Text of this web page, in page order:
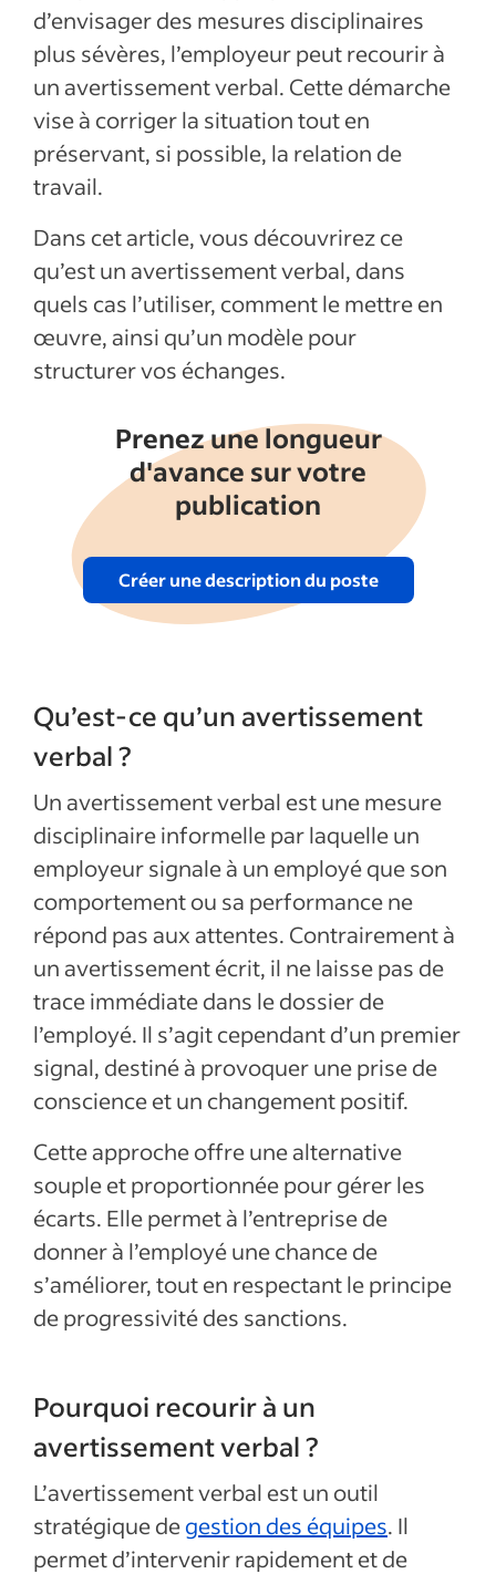
Quand recourir à un avertissement verbal ?
Comment documenter un avertissement
verbal ?
Exemple de modèle d’avertissement verbal
Les erreurs à éviter lors d’un avertissement
Articles récents
Afficher plus
d’envisager des mesures disciplinaires
plus sévères, l’employeur peut recourir à
un avertissement verbal. Cette démarche
vise à corriger la situation tout en
préservant, si possible, la relation de
travail.
Dans cet article, vous découvrirez ce
qu’est un avertissement verbal, dans
quels cas l’utiliser, comment le mettre en
œuvre, ainsi qu’un modèle pour
structurer vos échanges.
Prenez une longueur
d'avance sur votre
publication
Créer une description du poste
Qu’est-ce qu’un avertissement
verbal ?
Un avertissement verbal est une mesure
disciplinaire informelle par laquelle un
employeur signale à un employé que son
comportement ou sa performance ne
répond pas aux attentes. Contrairement à
un avertissement écrit, il ne laisse pas de
trace immédiate dans le dossier de
l’employé. Il s’agit cependant d’un premier
signal, destiné à provoquer une prise de
conscience et un changement positif.
Cette approche offre une alternative
souple et proportionnée pour gérer les
écarts. Elle permet à l’entreprise de
donner à l’employé une chance de
s’améliorer, tout en respectant le principe
de progressivité des sanctions.
Pourquoi recourir à un
avertissement verbal ?
L’avertissement verbal est un outil
stratégique degestion des équipes. Il
permet d’intervenir rapidement et de